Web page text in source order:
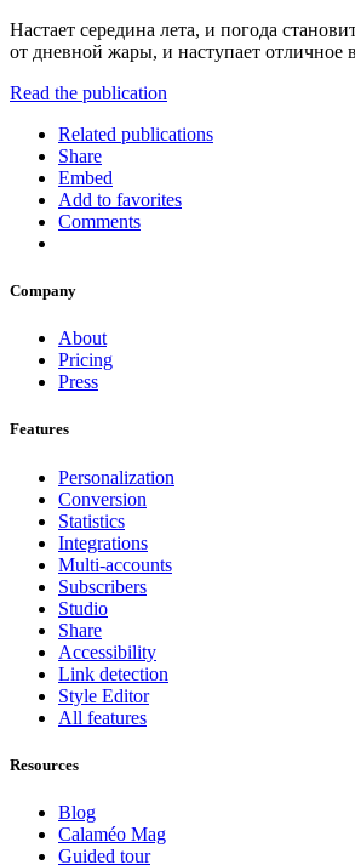
Настает середина лета, и погода
от дневной жары, и наступает отличное
Read the publication
Related publications
Share
Embed
Add to favorites
Comments
Company
About
Pricing
Press
Features
Personalization
Conversion
Statistics
Integrations
Multi-accounts
Subscribers
Studio
Share
Accessibility
Link detection
Style Editor
All features
Resources
Blog
Calaméo Mag
Guided tour